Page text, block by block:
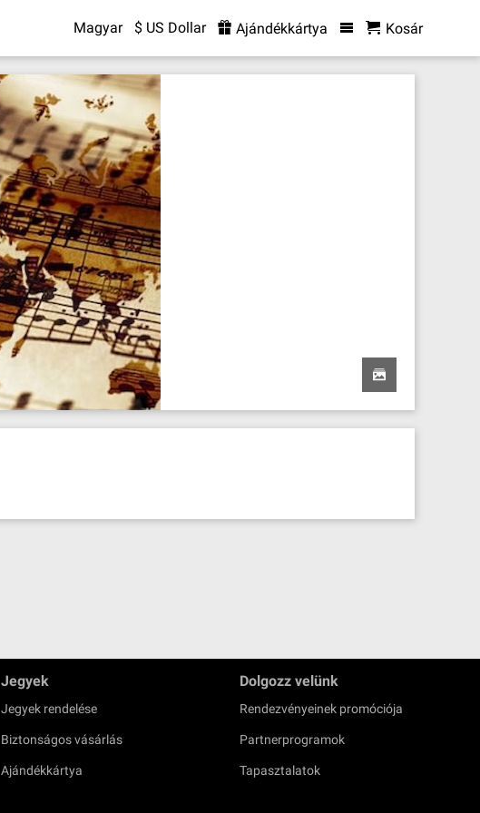
Magyar $ US Dollar Ajándékkártya Kosár
Jegyek
Jegyek rendelése
Biztonságos vásárlás
Ajándékkártya
Dolgozz velünk
Rendezvényeinek promóciója
Partnerprogramok
Tapasztalatok